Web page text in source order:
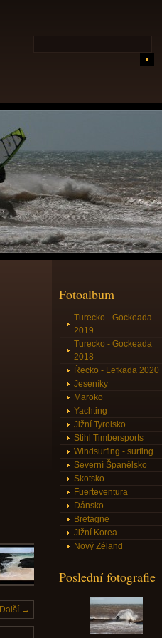
Další →
Fotoalbum
Turecko - Gockeada
2019
Turecko - Gockeada
2018
Řecko - Lefkada 2020
Jeseníky
Maroko
Yachting
Jižní Tyrolsko
Stihl Timbersports
Windsurfing - surfing
Severní Španělsko
Skotsko
Fuerteventura
Dánsko
Bretagne
Jižní Korea
Nový Zéland
Poslední fotografie